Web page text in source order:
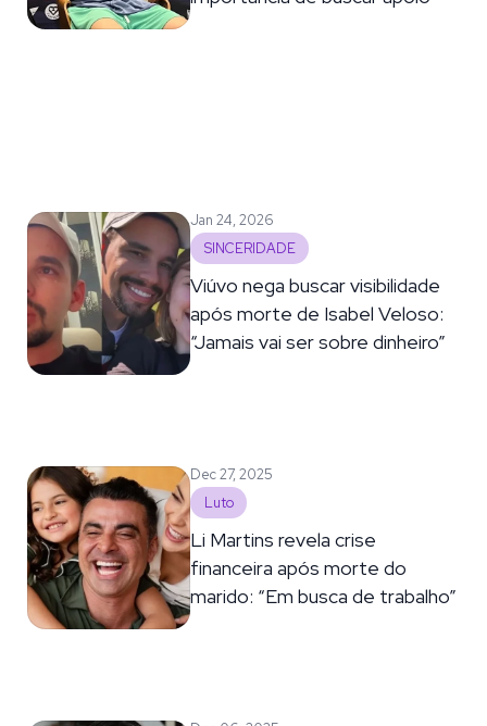
Jan 24, 2026
SINCERIDADE
Viúvo nega buscar visibilidade
após morte de Isabel Veloso:
“Jamais vai ser sobre dinheiro”
Dec 27, 2025
Luto
Li Martins revela crise
financeira após morte do
marido: “Em busca de trabalho”